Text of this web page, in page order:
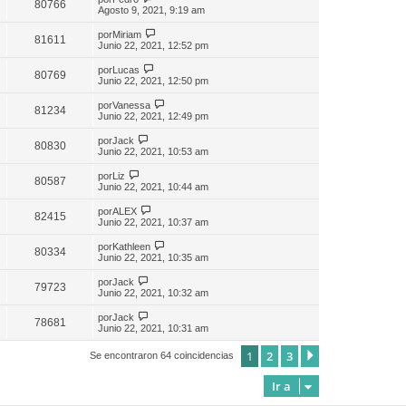
80766
Agosto 9, 2021, 9:19 am
81611 porMiriam
Junio 22, 2021, 12:52 pm
80769 porLucas
Junio 22, 2021, 12:50 pm
81234 porVanessa
Junio 22, 2021, 12:49 pm
80830 porJack
Junio 22, 2021, 10:53 am
80587 porLiz
Junio 22, 2021, 10:44 am
82415 porALEX
Junio 22, 2021, 10:37 am
80334 porKathleen
Junio 22, 2021, 10:35 am
79723 porJack
Junio 22, 2021, 10:32 am
78681 porJack
Junio 22, 2021, 10:31 am
Se encontraron 64 coincidencias 1 2 3
Ir a